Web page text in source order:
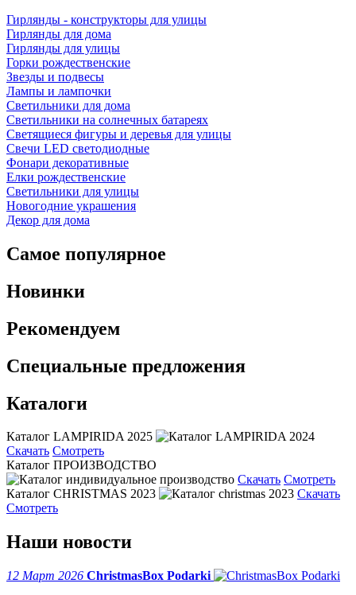
Гирлянды - конструкторы для улицы
Гирлянды для дома
Гирлянды для улицы
Горки рождественские
Звезды и подвесы
Лампы и лампочки
Светильники для дома
Светильники на солнечных батареях
Светящиеся фигуры и деревья для улицы
Свечи LED светодиодные
Фонари декоративные
Елки рождественские
Светильники для улицы
Новогодние украшения
Декор для дома
Самое популярное
Новинки
Рекомендуем
Специальные предложения
Каталоги
Каталог LAMPIRIDA 2025
Скачать Смотреть
Каталог ПРОИЗВОДСТВО
Скачать Смотреть
Каталог CHRISTMAS 2023
Скачать
Смотреть
Наши новости
12 Март 2026 ChristmasBox Podarki